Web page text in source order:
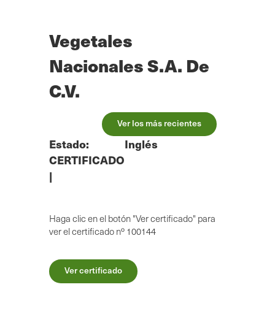
Vegetales
Nacionales S.A. De
C.V.
Ver los más recientes
Estado:
CERTIFICADO
|
Inglés
Haga clic en el botón "Ver certificado" para
ver el certificado nº 100144
Ver certificado